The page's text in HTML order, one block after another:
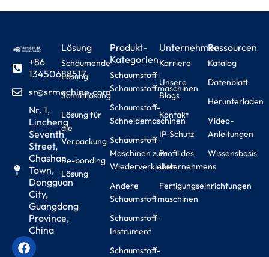
+86
13450688517
sr@srmachine.com
Nr. 1,
Lincheng
Seventh
Street,
Chashan
Town,
Dongguan
City,
Guangdong
Province,
China
Lösung
Schäumende
Lösung
Schnittlösung
Lösung für
die
Verpackung
Re-bonding
Lösung
Produkt-
Kategorien
Schaumstoff-
Schaumstoffmaschinen
Schaumstoff-
Schneidemaschinen
Schaumstoff-
Maschinen zum
Wiederverkleben
Andere
Schaumstoffmaschinen
Schaumstoff-
Instrument
Schaumstoff-
Unternehmen
Karriere
Unsere
Blogs
Kontakt
IP-Schutz
Profil des
Unternehmens
Fertigungseinrichtungen
Ressourcen
Katalog
Datenblatt
Herunterladen
Video-
Anleitungen
Wissensbasis